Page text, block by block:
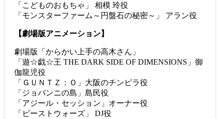
「こどものおもちゃ」 相模 玲役
「モンスターファーム～円盤石の秘密～」 アラン役
【劇場版アニメーション】
劇場版「からかい上手の高木さん」
「遊☆戯☆王 THE DARK SIDE OF DIMENSIONS」御
伽龍児役
「ＧＵＮＴＺ：Ｏ」大阪のチンピラ役
「ジョバンニの島」島民役
「アジール・セッション」オーナー役
「ビーストウォーズ」 DJ役